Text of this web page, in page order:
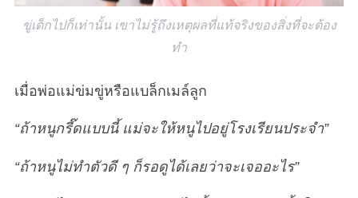
ขู่เด็กไปก็เท่านั้น เขาไม่รู้ถึงเหตุผลที่แท้จริงของสิ่งที่จะต้อง
ทำ
เมื่อพ่อแม่ข่มขู่หรือแบล็กเมล์ลูก
“ถ้าหนูกรี๊ดแบบนี้ แม่จะให้หนูไปอยู่โรงเรียนประจำ”
“ถ้าหนูไม่ทำตัวดี ๆ ก็รอดูได้เลยว่าจะเจออะไร”